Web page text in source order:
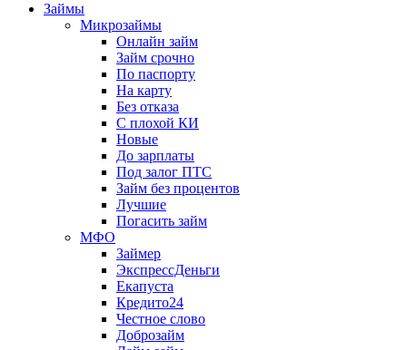
Займы
Микрозаймы
Онлайн займ
Займ срочно
По паспорту
На карту
Без отказа
С плохой КИ
Новые
До зарплаты
Под залог ПТС
Займ без процентов
Лучшие
Погасить займ
МФО
Займер
ЭкспрессДеньги
Екапуста
Кредито24
Честное слово
Доброзайм